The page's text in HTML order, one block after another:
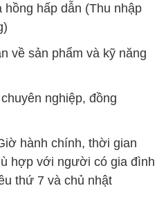
hấp dẫn (Thu nhập
về sản phẩm và kỹ năng
nghiệp, đồng
hành chính, thời gian
hợp với người có gia đình
thứ 7 và chủ nhật